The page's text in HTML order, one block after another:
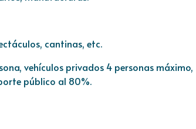
cantinas, etc.
vehículos privados 4 personas máximo,
público al 80%.